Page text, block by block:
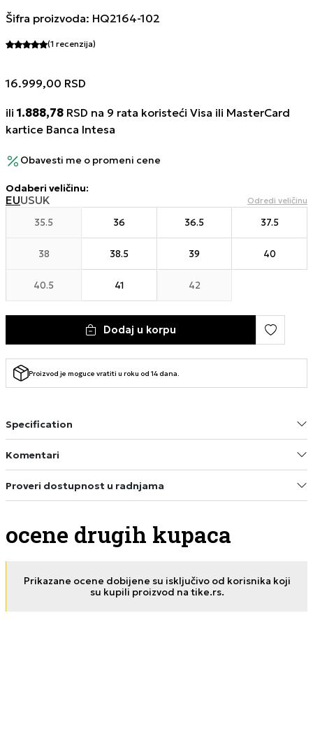
Šifra proizvoda: HQ2164-102
(1 recenzija)
16.999,00 RSD
ili 1.888,78 RSD na 9 rata koristeći Visa ili MasterCard
kartice Banca Intesa
Obavesti me o promeni cene
Odaberi veličinu:
EUUSUK Odredi veličinu
35.5 36 36.5 37.5
38 38.5 39 40
40.5 41 42
Dodaj u korpu
Proizvod je moguce vratiti u roku od 14 dana.
Specification
Komentari
Proveri dostupnost u radnjama
ocene drugih kupaca
Prikazane ocene dobijene su isključivo od korisnika koji
su kupili proizvod na tike.rs.